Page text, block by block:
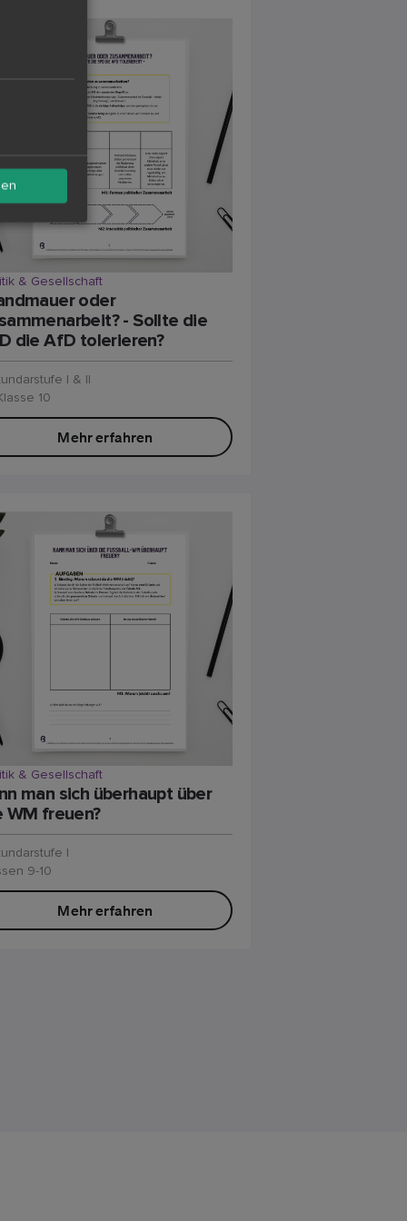
& Gesellschaft
oder
- Sollte die
die AfD tolerieren?
I & II
10
Mehr erfahren
& Gesellschaft
man sich überhaupt über
WM freuen?
I
9-10
Mehr erfahren